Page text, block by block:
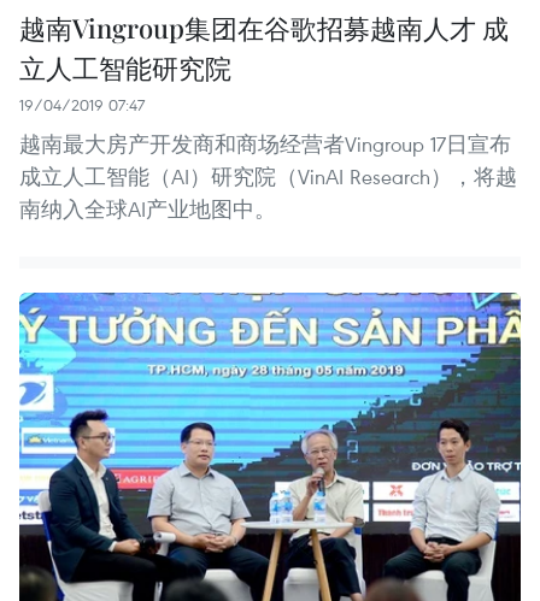
越南Vingroup集团在谷歌招募越南人才 成
立人工智能研究院
19/04/2019 07:47
越南最大房产开发商和商场经营者Vingroup 17日宣布
成立人工智能（AI）研究院（VinAI Research），将越
南纳入全球AI产业地图中。